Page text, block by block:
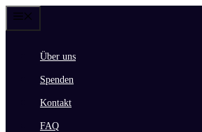
Zum
springenÜber uns
Spenden
Kontakt
FAQ